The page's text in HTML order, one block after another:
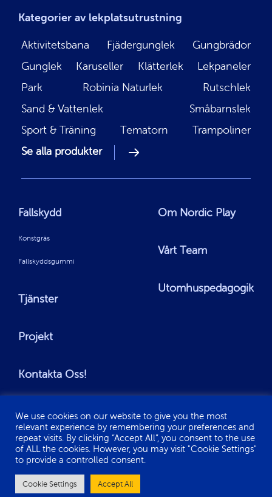
Kategorier av lekplatsutrustning
Aktivitetsbana
Fjädergunglek
Gungbrädor
Gunglek
Karuseller Klätterlek
Lekpaneler
Park
Robinia Naturlek
Rutschlek
Sand & Vattenlek
Småbarnslek
Sport & Träning
Tematorn
Trampoliner
Se alla produkter
Fallskydd
Konstgräs
Fallskyddsgummi
Tjänster
Projekt
Kontakta Oss!
Om Nordic Play
Vårt Team
Utomhuspedagogik
© Copyright 2022 | Nordic Play | All Rights Reserved
Integritetspolicy
We use cookies on our website to give you the most
relevant experience by remembering your preferences and
repeat visits. By clicking “Accept All”, you consent to the use
of ALL the cookies. However, you may visit "Cookie Settings"
to provide a controlled consent.
Cookie Settings Accept All